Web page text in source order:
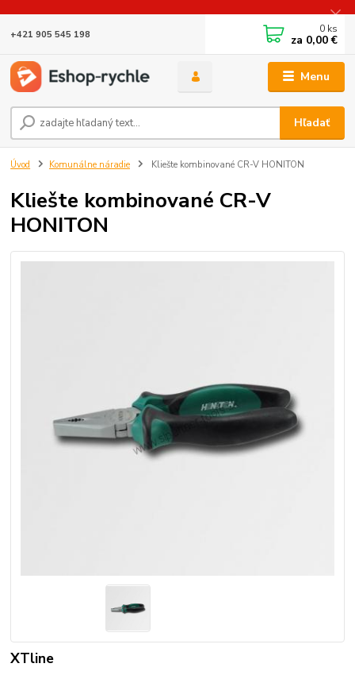
Menu
Hľadať
+421 905 545 198 0 ks
za 0,00 €
Úvod Komunálne náradie Kliešte kombinované CR-V HONITON
Kliešte kombinované CR-V
HONITON
XTline